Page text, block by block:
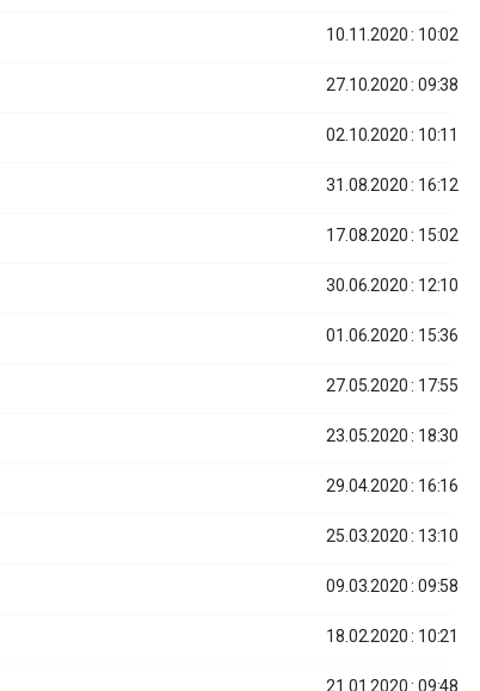
10.11.2020 : 10:02
27.10.2020 : 09:38
02.10.2020 : 10:11
31.08.2020 : 16:12
17.08.2020 : 15:02
30.06.2020 : 12:10
01.06.2020 : 15:36
27.05.2020 : 17:55
23.05.2020 : 18:30
29.04.2020 : 16:16
25.03.2020 : 13:10
09.03.2020 : 09:58
18.02.2020 : 10:21
21.01.2020 : 09:48